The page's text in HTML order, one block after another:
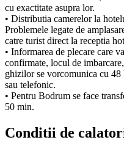
cu exactitate asupra lor.
• Distributia camerelor la
Problemele legate de
catre turist direct la receptia
• Informarea de plecare care
confirmate, locul de
ghizilor se vorcomunica cu
sau telefonic.
• Pentru Bodrum se face
50 min.
Conditii de